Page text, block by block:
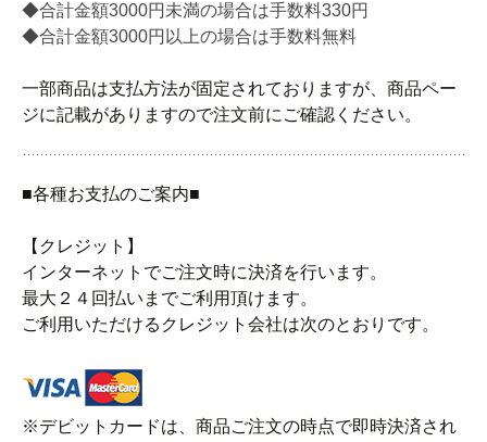
◆合計金額3000円未満の場合は手数料330円
◆合計金額3000円以上の場合は手数料無料
一部商品は支払方法が固定されておりますが、商品ペー
ジに記載がありますので注文前にご確認ください。
■各種お支払のご案内■
【クレジット】
インターネットでご注文時に決済を行います。
最大２４回払いまでご利用頂けます。
ご利用いただけるクレジット会社は次のとおりです。
※デビットカードは、商品ご注文の時点で即時決済され